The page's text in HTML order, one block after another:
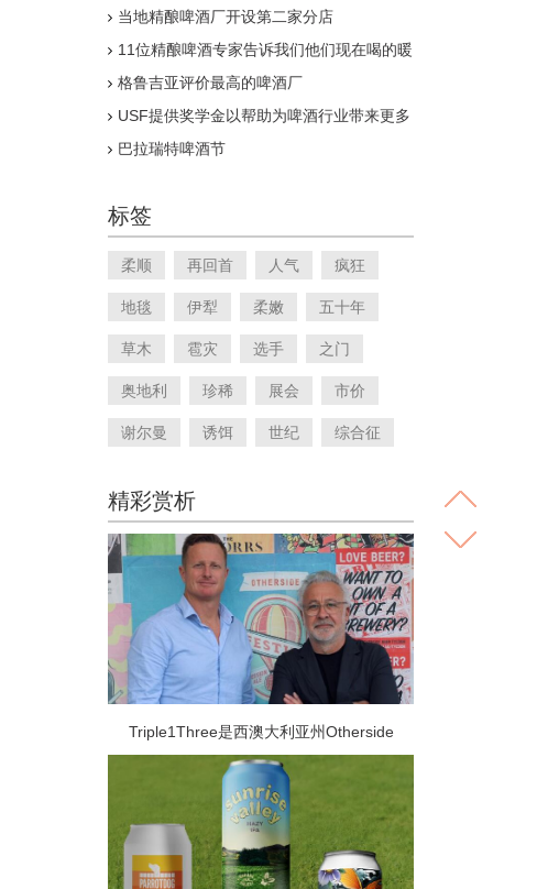
Wetherspoon菜单中剔除的饮品之一
当地精酿啤酒厂开设第二家分店
11位精酿啤酒专家告诉我们他们现在喝的暖
格鲁吉亚评价最高的啤酒厂
USF提供奖学金以帮助为啤酒行业带来更多
巴拉瑞特啤酒节
标签
柔顺 再回首 人气 疯狂
地毯 伊犁 柔嫩 五十年
草木 雹灾 选手 之门
奥地利 珍稀 展会 市价
谢尔曼 诱饵 世纪 综合征
精彩赏析
Triple1Three是西澳大利亚州Otherside
Brewing Co的母公司 是越来越多进行众包融
资轮次的啤酒厂中的最新一家